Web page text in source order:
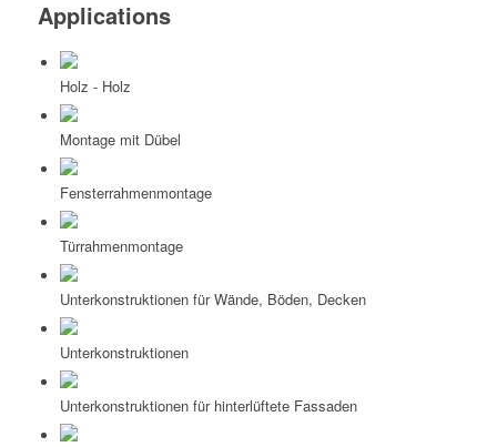
Applications
Holz - Holz
Montage mit Dübel
Fensterrahmenmontage
Türrahmenmontage
Unterkonstruktionen für Wände, Böden, Decken
Unterkonstruktionen
Unterkonstruktionen für hinterlüftete Fassaden